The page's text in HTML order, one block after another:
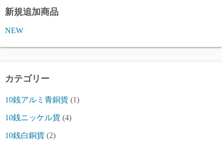
新規追加商品
NEW
カテゴリー
10銭アルミ青銅貨 (1)
10銭ニッケル貨 (4)
10銭白銅貨 (2)